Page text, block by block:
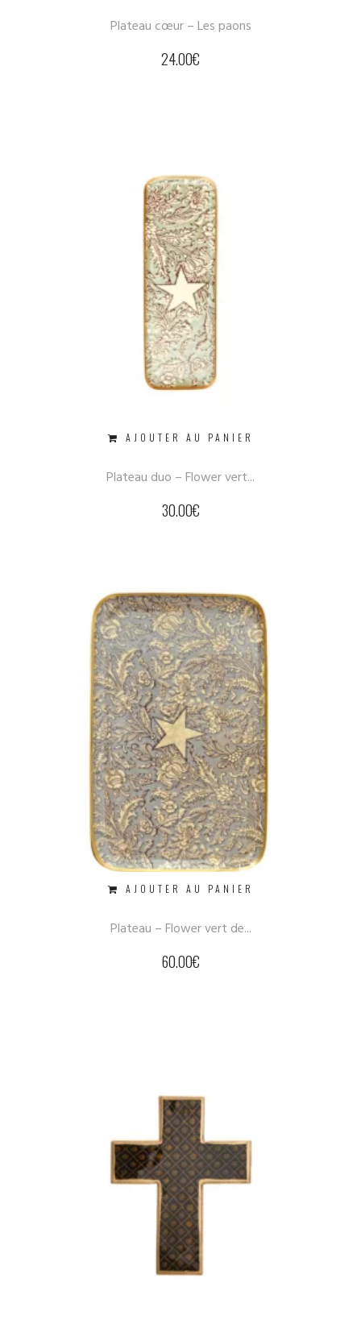
Plateau cœur – Les paons
24.00€
AJOUTER AU PANIER
Plateau duo – Flower vert...
30.00€
AJOUTER AU PANIER
Plateau – Flower vert de...
60.00€